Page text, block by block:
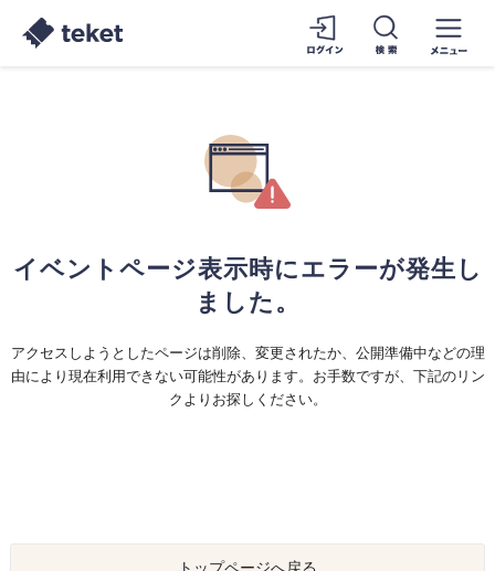
イベントページ表示時にエラーが発生し
ました。
アクセスしようとしたページは削除、変更されたか、公開準備中などの理
由により現在利用できない可能性があります。お手数ですが、下記のリン
クよりお探しください。
トップページへ戻る